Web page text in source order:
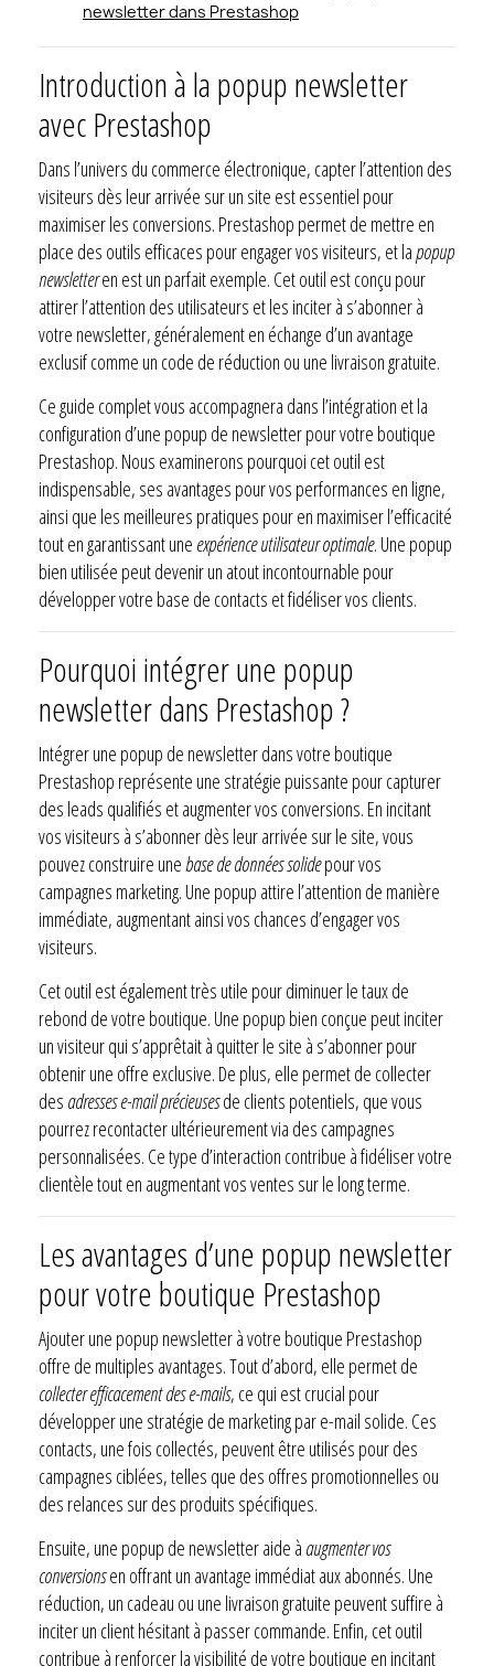
newsletter dans Prestashop
Introduction à la popup newsletter
avec Prestashop
Dans l’univers du commerce électronique, capter l’attention des
visiteurs dès leur arrivée sur un site est essentiel pour
maximiser les conversions. Prestashop permet de mettre en
place des outils efficaces pour engager vos visiteurs, et lapopup
newsletteren est un parfait exemple. Cet outil est conçu pour
attirer l’attention des utilisateurs et les inciter à s’abonner à
votre newsletter, généralement en échange d’un avantage
exclusif comme un code de réduction ou une livraison gratuite.
Ce guide complet vous accompagnera dans l’intégration et la
configuration d’une popup de newsletter pour votre boutique
Prestashop. Nous examinerons pourquoi cet outil est
indispensable, ses avantages pour vos performances en ligne,
ainsi que les meilleures pratiques pour en maximiser l’efficacité
tout en garantissant une expérience utilisateur optimale. Une popup
bien utilisée peut devenir un atout incontournable pour
développer votre base de contacts et fidéliser vos clients.
Pourquoi intégrer une popup
newsletter dans Prestashop ?
Intégrer une popup de newsletter dans votre boutique
Prestashop représente une stratégie puissante pour capturer
des leads qualifiés et augmenter vos conversions. En incitant
vos visiteurs à s’abonner dès leur arrivée sur le site, vous
pouvez construire une base de données solidepour vos
campagnes marketing. Une popup attire l’attention de manière
immédiate, augmentant ainsi vos chances d’engager vos
visiteurs.
Cet outil est également très utile pour diminuer le taux de
rebond de votre boutique. Une popup bien conçue peut inciter
un visiteur qui s’apprêtait à quitter le site à s’abonner pour
obtenir une offre exclusive. De plus, elle permet de collecter
des adresses e-mail précieusesde clients potentiels, que vous
pourrez recontacter ultérieurement via des campagnes
personnalisées. Ce type d’interaction contribue à fidéliser votre
clientèle tout en augmentant vos ventes sur le long terme.
Les avantages d’une popup newsletter
pour votre boutique Prestashop
Ajouter une popup newsletter à votre boutique Prestashop
offre de multiples avantages. Tout d’abord, elle permet de
collecter efficacement des e-mails, ce qui est crucial pour
développer une stratégie de marketing par e-mail solide. Ces
contacts, une fois collectés, peuvent être utilisés pour des
campagnes ciblées, telles que des offres promotionnelles ou
des relances sur des produits spécifiques.
Ensuite, une popup de newsletter aide à augmenter vos
conversionsen offrant un avantage immédiat aux abonnés. Une
réduction, un cadeau ou une livraison gratuite peuvent suffire à
inciter un client hésitant à passer commande. Enfin, cet outil
contribue à renforcer la visibilité de votre boutique en incitant